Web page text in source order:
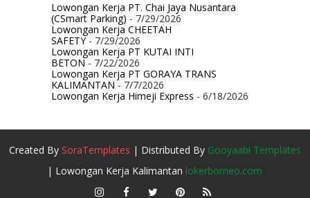
Lowongan Kerja PT. Chai Jaya Nusantara
(CSmart Parking) - 7/29/2026
Lowongan Kerja CHEETAH
SAFETY- 7/29/2026
Lowongan Kerja PT KUTAI INTI
BETON- 7/22/2026
Lowongan Kerja PT GORAYA TRANS
KALIMANTAN- 7/7/2026
Lowongan Kerja Himeji Express - 6/18/2026
Created By SoraTemplates | Distributed By Gooyaabi Templates
| Lowongan Kerja Kalimantan lokerborneo.com